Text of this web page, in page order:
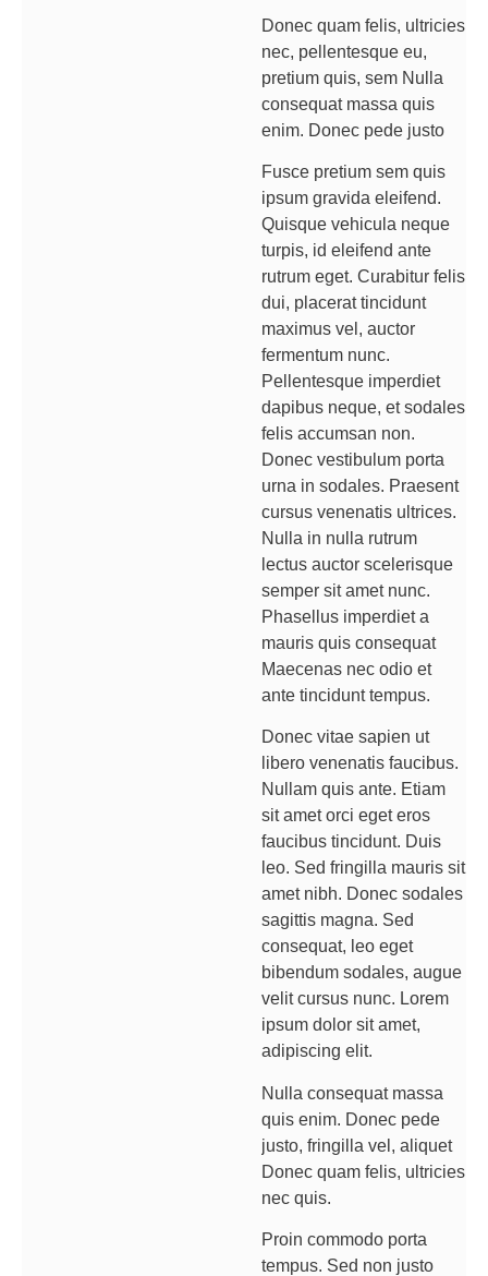
Donec quam felis, ultricies
nec, pellentesque eu,
pretium quis, sem Nulla
consequat massa quis
enim. Donec pede justo
Fusce pretium sem quis
ipsum gravida eleifend.
Quisque vehicula neque
turpis, id eleifend ante
rutrum eget. Curabitur felis
dui, placerat tincidunt
maximus vel, auctor
fermentum nunc.
Pellentesque imperdiet
dapibus neque, et sodales
felis accumsan non.
Donec vestibulum porta
urna in sodales. Praesent
cursus venenatis ultrices.
Nulla in nulla rutrum
lectus auctor scelerisque
semper sit amet nunc.
Phasellus imperdiet a
mauris quis consequat
Maecenas nec odio et
ante tincidunt tempus.
Donec vitae sapien ut
libero venenatis faucibus.
Nullam quis ante. Etiam
sit amet orci eget eros
faucibus tincidunt. Duis
leo. Sed fringilla mauris sit
amet nibh. Donec sodales
sagittis magna. Sed
consequat, leo eget
bibendum sodales, augue
velit cursus nunc. Lorem
ipsum dolor sit amet,
adipiscing elit.
Nulla consequat massa
quis enim. Donec pede
justo, fringilla vel, aliquet
Donec quam felis, ultricies
nec quis.
Proin commodo porta
tempus. Sed non justo